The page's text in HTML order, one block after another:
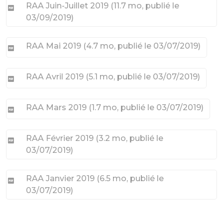
RAA Juin-Juillet 2019 (11.7 mo, publié le
03/09/2019)
RAA Mai 2019 (4.7 mo, publié le 03/07/2019)
RAA Avril 2019 (5.1 mo, publié le 03/07/2019)
RAA Mars 2019 (1.7 mo, publié le 03/07/2019)
RAA Février 2019 (3.2 mo, publié le
03/07/2019)
RAA Janvier 2019 (6.5 mo, publié le
03/07/2019)